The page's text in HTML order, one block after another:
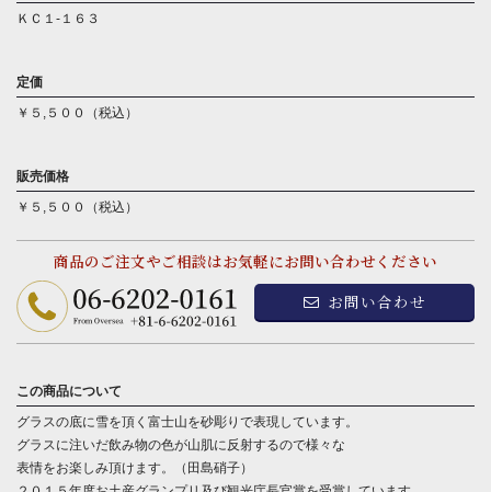
ＫＣ１-１６３
定価
￥５,５００（税込）
販売価格
￥５,５００（税込）
商品のご注文やご相談はお気軽にお問い合わせください
お問い合わせ
この商品について
グラスの底に雪を頂く富士山を砂彫りで表現しています。
グラスに注いだ飲み物の色が山肌に反射するので様々な
表情をお楽しみ頂けます。（田島硝子）